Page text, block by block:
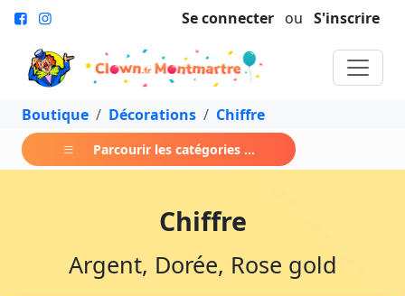
Se connecter ou S'inscrire
Boutique Décorations Chiffre
Parcourir les catégories ...
Chiffre
Argent, Dorée, Rose gold